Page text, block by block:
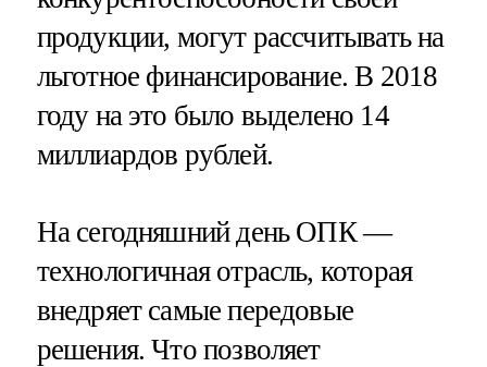
продукции, могут рассчитывать на
льготное финансирование. В 2018
году на это было выделено 14
миллиардов рублей.
На сегодняшний день ОПК —
технологичная отрасль, которая
внедряет самые передовые
решения. Что позволяет